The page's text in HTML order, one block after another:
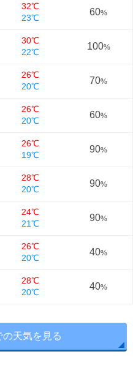
32℃
23℃
60%
30℃
22℃
100%
26℃
20℃
70%
26℃
20℃
60%
26℃
19℃
90%
28℃
20℃
90%
24℃
21℃
90%
26℃
20℃
40%
28℃
20℃
40%
天気を見る